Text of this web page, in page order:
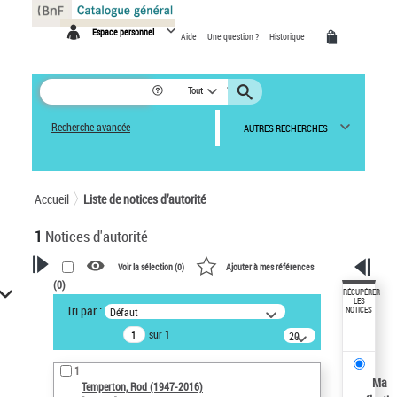
Espace personnel Aide Une question ? Historique
Tout
Recherche avancée AUTRES RECHERCHES
Accueil Liste de notices d’autorité
1 Notices d'autorité
VOTRE RECHERCHE
Recherche avancée dans les
notices d’autorité
Œuvres liées à l'auteur :
Temperton, Rod (1947-2016)
Voir la sélection (0) Ajouter à mes références
(0)
Tri par : Défaut
sur 1
20
résultats/page
1
Temperton, Rod (1947-2016)
RÉCUPÉRER
LES
NOTICES
Ma
Panneau de gestion des cookies